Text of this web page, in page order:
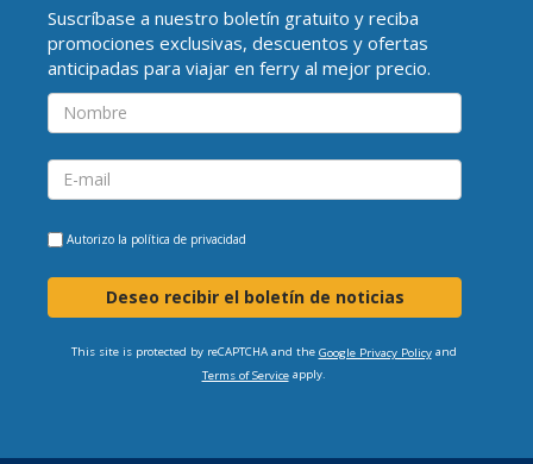
Suscríbase a nuestro boletín gratuito y reciba
promociones exclusivas, descuentos y ofertas
anticipadas para viajar en ferry al mejor precio.
Autorizo la política de privacidad
Deseo recibir el boletín de noticias
This site is protected by reCAPTCHA and the Google Privacy Policyand
Terms of Serviceapply.